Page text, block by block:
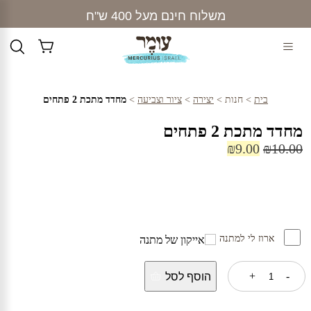
content
משלוח חינם מעל 400 ש"ח
בית > חנות > יצירה > ציור וצביעה > מחדד מתכת 2 פתחים
מחדד מתכת 2 פתחים
₪10.00
המחיר
₪9.00
ארוז לי למתנה
כמות
של
מחדד
-
+ הוסף לסל